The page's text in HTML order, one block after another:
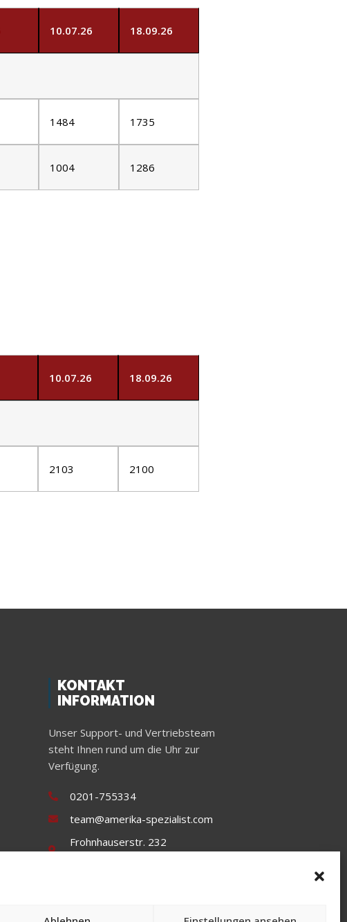
10.07.26 18.09.26
1484 1735
1004 1286
10.07.26 18.09.26
2103 2100
KONTAKT
INFORMATION
Unser Support- und Vertriebsteam
steht Ihnen rund um die Uhr zur
Verfügung.
0201-755334
team@amerika-spezialist.com
Frohnhauserstr. 232